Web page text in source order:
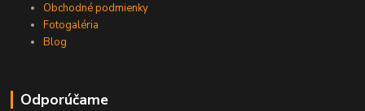
Obchodné podmienky
Fotogaléria
Blog
Odporúčame